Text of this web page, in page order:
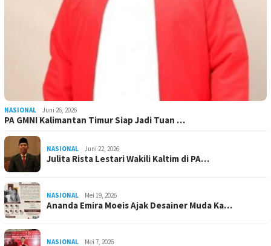
NASIONAL Juni 26, 2026
PA GMNI Kalimantan Timur Siap Jadi Tuan …
NASIONAL Juni 22, 2026
Julita Rista Lestari Wakili Kaltim di PA…
NASIONAL Mei 19, 2026
Ananda Emira Moeis Ajak Desainer Muda Ka…
NASIONAL Mei 7, 2026